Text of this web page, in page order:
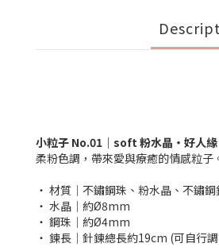
小粒子 No.01｜soft 粉水晶‧好人緣
柔粉色調，帶來愛與療癒的情感粒子
‧ 材質│不鏽鋼珠、粉水晶、不鏽鋼
‧ 水晶│約Ø8mm
‧ 鋼珠│約Ø4mm
‧ 鍊長│針鍊總長約19cm (可自行